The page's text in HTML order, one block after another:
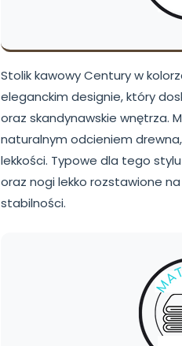
Stolik kawowy Century w
eleganckim designie, który
oraz skandynawskie wnętrza.
naturalnym odcieniem
lekkości. Typowe dla tego
oraz nogi lekko rozstawione
stabilności.